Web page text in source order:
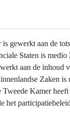
gewerkt aan de
Staten is medio
aan de inhoud
Zaken
Kamer heeft
het